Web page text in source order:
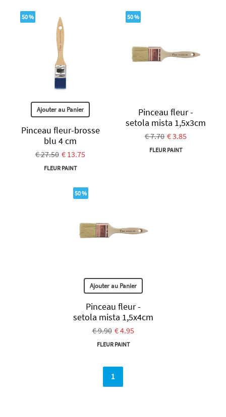
50 %
Ajouter au Panier
Pinceau fleur-brosse
blu 4 cm
€ 27.50 € 13.75
FLEUR PAINT
50 %
Pinceau fleur -
setola mista 1,5x3cm
€ 7.70 € 3.85
FLEUR PAINT
50 %
Ajouter au Panier
Pinceau fleur -
setola mista 1,5x4cm
€ 9.90 € 4.95
FLEUR PAINT
1